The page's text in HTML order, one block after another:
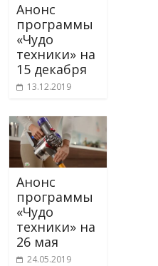
Анонс
программы
«Чудо
техники» на
15 декабря
13.12.2019
Анонс
программы
«Чудо
техники» на
26 мая
24.05.2019